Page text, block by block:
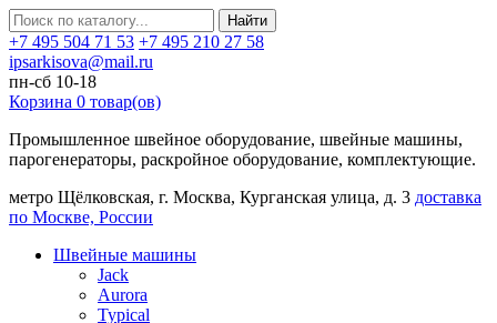
Найти
+7 495 504 71 53 +7 495 210 27 58
ipsarkisova@mail.ru
пн-сб 10-18
Корзина 0 товар(ов)
Промышленное швейное оборудование, швейные машины,
парогенераторы, раскройное оборудование, комплектующие.
метро Щёлковская, г. Москва, Курганская улица, д. 3 доставка
по Москве, России
Швейные машины
Jack
Aurora
Typical